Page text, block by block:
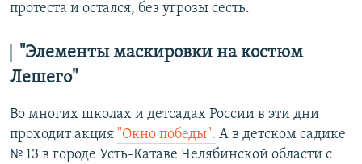
протеста и остался, без угрозы сесть.
"Элементы маскировки на костюм
Лешего"
Во многих школах и детсадах России в эти дни
проходит акция "Окно победы". А в детском садике
№ 13 в городе Усть-Катаве Челябинской области с